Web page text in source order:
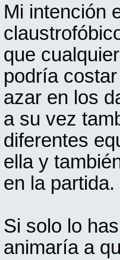
Mi intención
que
podría
azar en los
a su vez
diferentes
ella y
en la partida.
Si solo lo
animaría a